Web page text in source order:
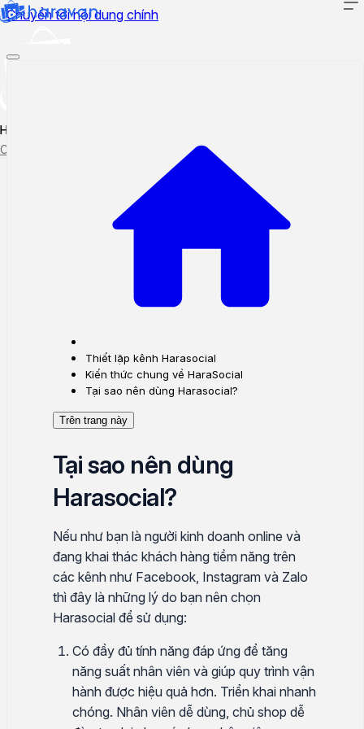
Chuyển tới nội dung chính
Hướng dẫn sử dụng
Cập nhật tính năng mới
Theo dõi ticket
Thiết lập kênh Harasocial
Kiến thức chung về HaraSocial
Tại sao nên dùng Harasocial?
Trên trang này
Tại sao nên dùng
Harasocial?
Nếu như bạn là người kinh doanh online và
đang khai thác khách hàng tiềm năng trên
các kênh như Facebook, Instagram và Zalo
thì đây là những lý do bạn nên chọn
Harasocial để sử dụng:
Có đầy đủ tính năng đáp ứng để tăng
năng suất nhân viên và giúp quy trình vận
hành được hiệu quả hơn. Triển khai nhanh
chóng. Nhân viên dễ dùng, chủ shop dễ